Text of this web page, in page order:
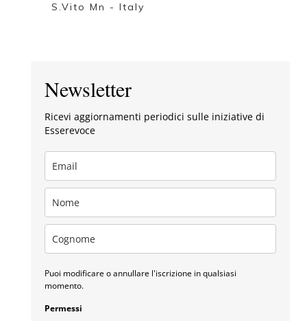
S.Vito Mn - Italy
Newsletter
Ricevi aggiornamenti periodici sulle iniziative di
Esserevoce
Puoi modificare o annullare l'iscrizione in qualsiasi
momento.
Permessi